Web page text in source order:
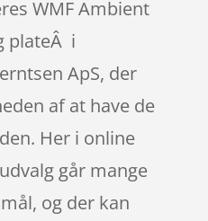
WMF Ambient
plateÂ i
ApS, der
af at have de
Her i online
går mange
og der kan